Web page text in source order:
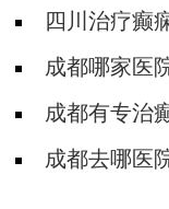
查? 四川治疗癫
哪些检查?
成都哪家医
成都有专治
者大脑产生伤
成都去哪医